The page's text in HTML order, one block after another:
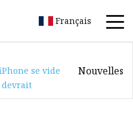
Français
se vide
Nouvelles